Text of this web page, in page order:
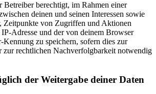
Betreiber berechtigt, im Rahmen einer
deinen und seinen Interessen sowie
Zeitpunkte von Zugriffen und Aktionen
Adresse und der von deinem Browser
zu speichern, sofern dies zur
zur rechtlichen Nachverfolgbarkeit notwendig
der Weitergabe deiner Daten